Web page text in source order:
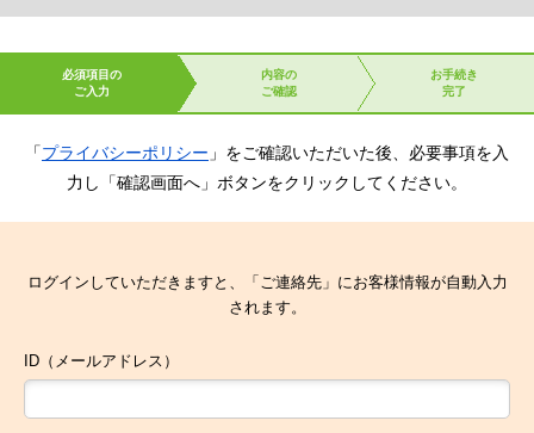
必須項目の
ご入力
内容の
ご確認
お手続き
完了
「プライバシーポリシー 」をご確認いただいた後、必要事項を入
力し「確認画面へ」ボタンをクリックしてください。
ログインしていただきますと、「ご連絡先」にお客様情報が自動入力
されます。
ID（メールアドレス）